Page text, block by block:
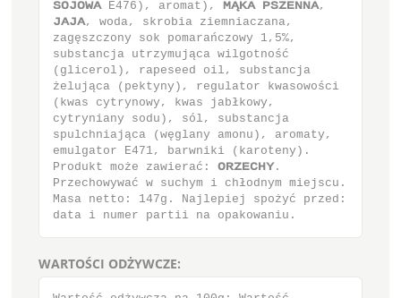
ΤΟΚΟΨΑ E476), aromat), ΝζΛΑ ΠΤΫΕΞΞΑ,
ΚΑΚΑ, woda, skrobia ziemniaczana,
zagęszczony sok pomarańczowy 1,5%,
substancja utrzymująca wilgotność
(glicerol), rapeseed oil, substancja
żelująca (pektyny), regulator kwasowości
(kwas cytrynowy, kwas jabłkowy,
cytryniany sodu), sól, substancja
spulchniająca (węglany amonu), aromaty,
emulgator E471, barwniki (karoteny).
Produkt może zawierać: ΟΣΫΕΓΘΪ.
Przechowywać w suchym i chłodnym miejscu.
Masa netto: 147g. Najlepiej spożyć przed:
data i numer partii na opakowaniu.
WARTOŚCI ODŻYWCZE: